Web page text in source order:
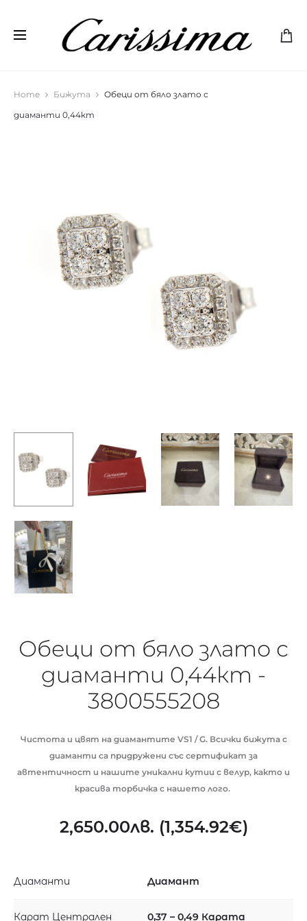
Home Бижута
Обеци от бяло злато с
диаманти 0,44кт
Обеци от бяло злато с
диаманти 0,44кт -
3800555208
Чистота и цвят на диамантите VS1 / G. Всички бижута с
диаманти са придружени със сертификат за
автентичност и нашите уникални кутии с велур, както и
красива торбичка с нашето лого.
2,650.00лв. (1,354.92€)
Диаманти Диамант
Карат Централен 0,37 – 0,49 Карата